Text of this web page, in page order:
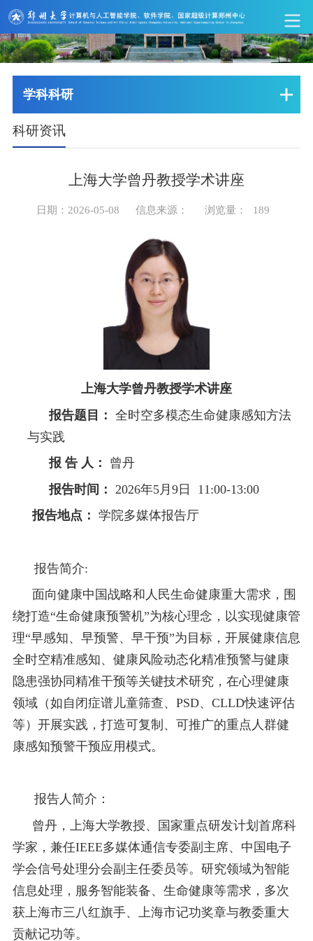
学科科研
科研资讯
上海大学曾丹教授学术讲座
日期：2026-05-08 信息来源： 浏览量： 189
上海大学曾丹教授学术讲座
报告题目： 全时空多模态生命健康感知方法
与实践
报 告 人： 曾丹
报告时间： 2026年5月9日 11:00-13:00
报告地点： 学院多媒体报告厅
报告简介:
面向健康中国战略和人民生命健康重大需求，围
绕打造“生命健康预警机”为核心理念，以实现健康管
理“早感知、早预警、早干预”为目标，开展健康信息
全时空精准感知、健康风险动态化精准预警与健康
隐患强协同精准干预等关键技术研究，在心理健康
领域（如自闭症谱儿童筛查、PSD、CLLD快速评估
等）开展实践，打造可复制、可推广的重点人群健
康感知预警干预应用模式。
报告人简介：
曾丹，上海大学教授、国家重点研发计划首席科
学家，兼任IEEE多媒体通信专委副主席、中国电子
学会信号处理分会副主任委员等。研究领域为智能
信息处理，服务智能装备、生命健康等需求，多次
获上海市三八红旗手、上海市记功奖章与教委重大
贡献记功等。